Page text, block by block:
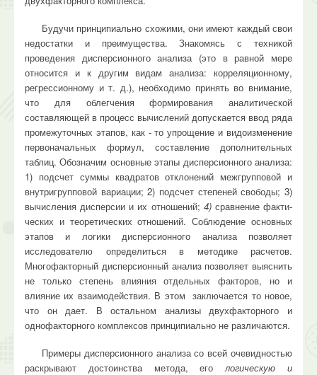
Будучи прин­ципиально схожими, они имеют каждый свои
недостатки и преимущества. Знакомясь с техникой
проведения дис­персионного анализа (это в равной мере
относится и к другим видам анализа: корреляционному,
регрессион­ному и т. д.), необходимо принять во внимание,
что для облегчения формирования аналитической
составляющей в процесс вычислений допускается вво­д ряда
промежуточных этапов, как - то упрощение и видоизменение
первоначальных фор­мул, составление до­полнительных
таблиц. Обозначим основные этапы дисперсионного анализа:
1) под­счет суммы квадратов отклонений межгрупповой и
внутригрупповой вариации; 2) подсчет степеней свободы; 3)
вычисления дисперсии и их отношений; 4) сравнение факти­
ческих и теоретических отношений. Соблюдение основных
этапов и логики дисперсионного анализа позволяет
исследователю определиться в методике расчетов.
Многофакторный дисперсионный анализ позволяет выяснить
не только степень влияния отдельных факторов, но и
влияние их взаимодействия. В этом заключается то новое,
что он дает. В остальном анализы двухфакторного и
однофакторного комплексов принципиально не различаются.
Примеры дисперсионного анализа со всей очевидностью
раскрывают достоинства метода, егологическую и